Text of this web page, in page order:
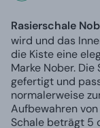
Rasierschale
wird und das
die Kiste eine
Marke Nober.
gefertigt und
normalerweise
Aufbewahren
Schale beträgt 5